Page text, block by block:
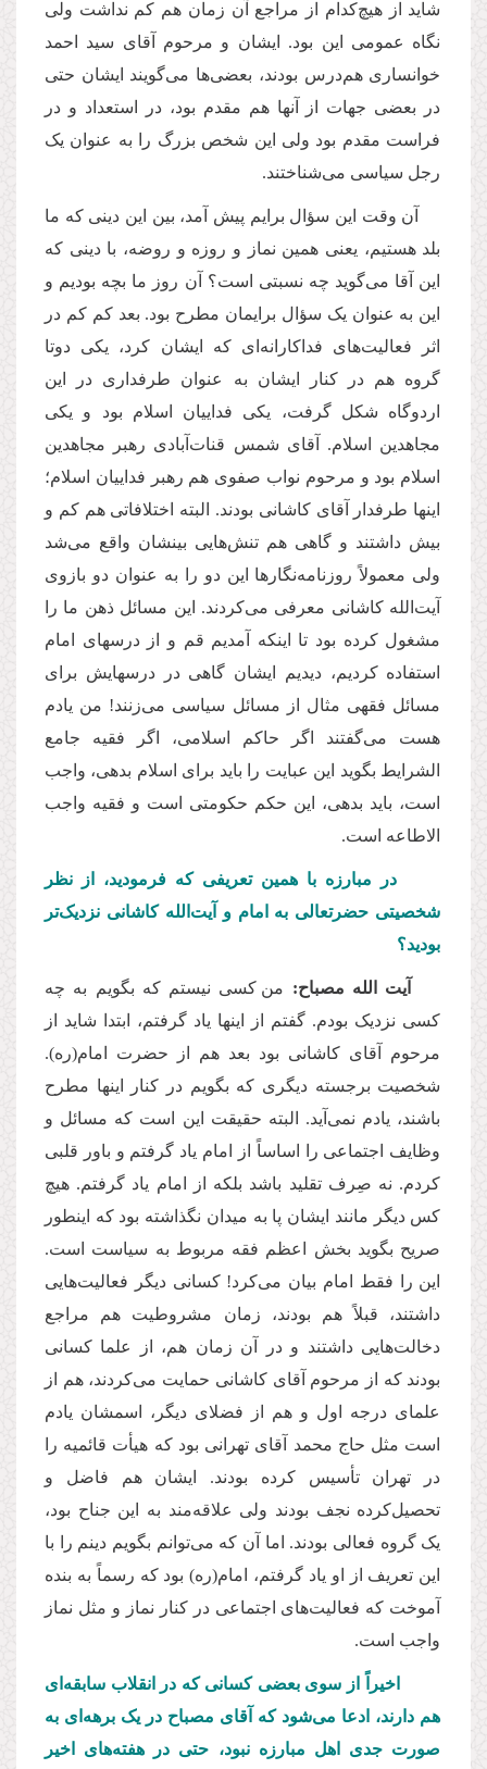
شاید از هیچکدام از مراجع آن زمان هم کم نداشت ولی
نگاه عمومی این بود. ایشان و مرحوم آقای سید احمد
خوانساری همدرس بودند، بعضیها میگویند ایشان حتی
در بعضی جهات از آنها هم مقدم بود، در استعداد و در
فراست مقدم بود ولی این شخص بزرگ را به عنوان یک
رجل سیاسی میشناختند.
آن وقت این سؤال برایم پیش آمد، بین این دینی که ما
بلد هستیم، یعنی همین نماز و روزه و روضه، با دینی که
این آقا میگوید چه نسبتی است؟ آن روز ما بچه بودیم و
این به عنوان یک سؤال برایمان مطرح بود. بعد کم کم در
اثر فعالیتهای فداکارانه ای که ایشان کرد، یکی دوتا
گروه هم در کنار ایشان به عنوان طرفداری در این
اردوگاه شکل گرفت، یکی فداییان اسلام بود و یکی
مجاهدین اسلام. آقای شمس قنات آبادی رهبر مجاهدین
اسلام بود و مرحوم نواب صفوی هم رهبر فداییان اسلام؛
اینها طرفدار آقای کاشانی بودند. البته اختلافاتی هم کم و
بیش داشتند و گاهی هم تنشهایی بینشان واقع میشد
ولی معمولاً روزنامهنگارها این دو را به عنوان دو بازوی
آیت الله کاشانی معرفی میکردند. این مسائل ذهن ما را
مشغول کرده بود تا اینکه آمدیم قم و از درسهای امام
استفاده کردیم، دیدیم ایشان گاهی در درسهایش برای
مسائل فقهی مثال از مسائل سیاسی میزنند! من یادم
هست میگفتند اگر حاکم اسلامی، اگر فقیه جامع
الشرایط بگوید این عبایت را باید برای اسلام بدهی، واجب
است، باید بدهی، این حکم حکومتی است و فقیه واجب
الاطاعه است.
در مبارزه با همین تعریفی که فرمودید، از نظر
شخصیتی حضرتعالی به امام و آیت الله کاشانی نزدیکتر
بودید؟
آیت الله مصباح: من کسی نیستم که بگویم به چه
کسی نزدیک بودم. گفتم از اینها یاد گرفتم، ابتدا شاید از
مرحوم آقای کاشانی بود بعد هم از حضرت امام(ره).
شخصیت برجسته دیگری که بگویم در کنار اینها مطرح
باشند، یادم نمی آید. البته حقیقت این است که مسائل و
وظایف اجتماعی را اساساً از امام یاد گرفتم و باور قلبی
کردم. نه صِرف تقلید باشد بلکه از امام یاد گرفتم. هیچ
کس دیگر مانند ایشان پا به میدان نگذاشته بود که اینطور
صریح بگوید بخش اعظم فقه مربوط به سیاست است.
این را فقط امام بیان میکرد! کسانی دیگر فعالیتهایی
داشتند، قبلاً هم بودند، زمان مشروطیت هم مراجع
دخالتهایی داشتند و در آن زمان هم، از علما کسانی
بودند که از مرحوم آقای کاشانی حمایت میکردند، هم از
علمای درجه اول و هم از فضلای دیگر، اسمشان یادم
است مثل حاج محمد آقای تهرانی بود که هیأت قائمیه را
در تهران تأسیس کرده بودند. ایشان هم فاضل و
تحصیلکرده نجف بودند ولی علاقهمند به این جناح بود،
یک گروه فعالی بودند. اما آن که میتوانم بگویم دینم را با
این تعریف از او یاد گرفتم، امام(ره) بود که رسماً به بنده
آموخت که فعالیتهای اجتماعی در کنار نماز و مثل نماز
واجب است.
اخیراً از سوی بعضی کسانی که در انقلاب سابقه ای
هم دارند، ادعا میشود که آقای مصباح در یک برهه ای به
صورت جدی اهل مبارزه نبود، حتی در هفتههای اخیر